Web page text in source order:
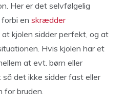
Her er det selvfølgelig
en skrædder
kjolen sidder perfekt, og at
Hvis kjolen har et
at evt. børn eller
det ikke sidder fast eller
for bruden.